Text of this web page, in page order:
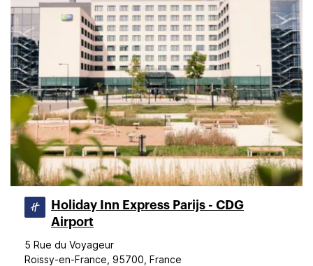
Holiday Inn Express Parijs - CDG
Airport
5 Rue du Voyageur
Roissy-en-France, 95700, France